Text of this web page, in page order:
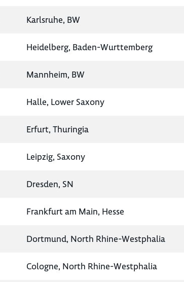
Karlsruhe, BW
Heidelberg, Baden-Wurttemberg
Mannheim, BW
Halle, Lower Saxony
Erfurt, Thuringia
Leipzig, Saxony
Dresden, SN
Frankfurt am Main, Hesse
Dortmund, North Rhine-Westphalia
Cologne, North Rhine-Westphalia